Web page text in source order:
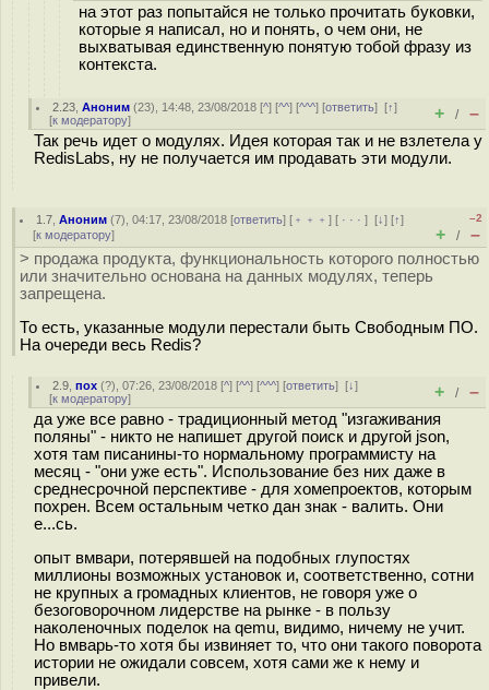
на этот раз попытайся не только прочитать буковки,
которые я написал, но и понять, о чем они, не
выхватывая единственную понятую тобой фразу из
контекста.
2.23 ,Аноним (23), 14:48, 23/08/2018 [^] [^^] [^^^] [ответить][↑]
[к модератору] + / –
Так речь идет о модулях. Идея которая так и не взлетела у
RedisLabs, ну не получается им продавать эти модули.
1.7 ,Аноним (7), 04:17, 23/08/2018 [ответить] [ ﹢﹢﹢] [ · · ·][↓] [↑]
[к модератору]
–2
+ / –
> продажа продукта, функциональность которого полностью
или значительно основана на данных модулях, теперь
запрещена.
То есть, указанные модули перестали быть Свободным ПО.
На очереди весь Redis?
2.9 ,пох (?), 07:26, 23/08/2018 [^] [^^] [^^^] [ответить][↓]
[к модератору] + / –
да уже все равно - традиционный метод "изгаживания
поляны" - никто не напишет другой поиск и другой json,
хотя там писанины-то нормальному программисту на
месяц - "они уже есть". Использование без них даже в
среднесрочной перспективе - для хомепроектов, которым
похрен. Всем остальным четко дан знак - валить. Они
е...сь.
опыт вмвари, потерявшей на подобных глупостях
миллионы возможных установок и, соответственно, сотни
не крупных а громадных клиентов, не говоря уже о
безоговорочном лидерстве на рынке - в пользу
наколеночных поделок на qemu, видимо, ничему не учит.
Но вмварь-то хотя бы извиняет то, что они такого поворота
истории не ожидали совсем, хотя сами же к нему и
привели.